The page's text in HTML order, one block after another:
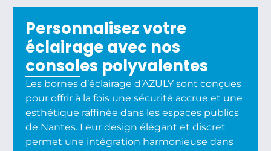
Personnalisez votre
éclairage avec nos
consoles polyvalentes
Les bornes d’éclairage d’AZULY sont conçues
pour offrir à la fois une sécurité accrue et une
esthétique raffinée dans les espaces publics
de Nantes. Leur design élégant et discret
permet une intégration harmonieuse dans